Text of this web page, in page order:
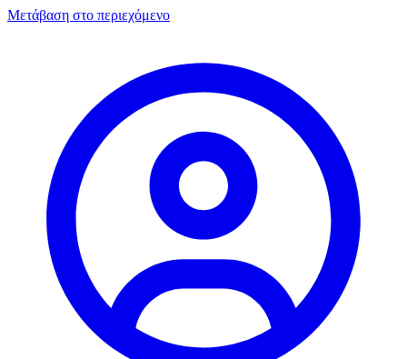
Μετάβαση στο περιεχόμενο